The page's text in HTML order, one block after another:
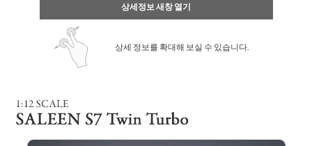
상세정보 새창 열기
상세 정보를 확대해 보실 수 있습니다.